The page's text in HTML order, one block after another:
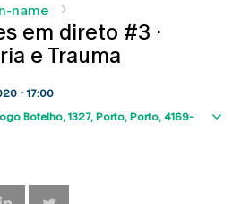
name
em direto #3 ·
e Trauma
- 17:00
Botelho, 1327 Porto Porto 4169-